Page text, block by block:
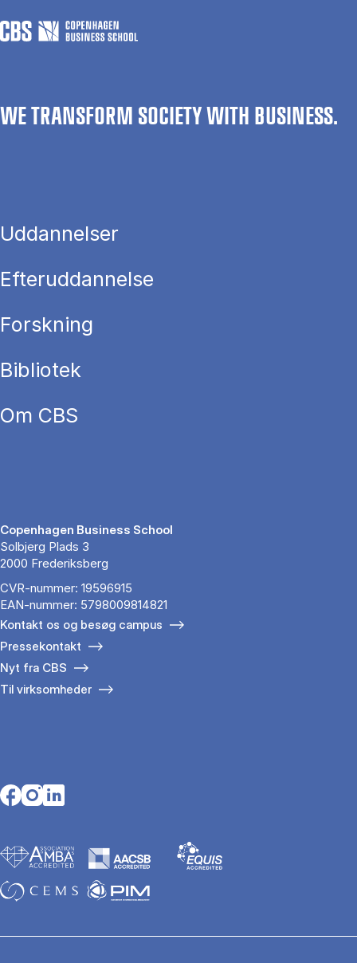
WE TRANSFORM SOCIETY WITH BUSINESS.
Uddannelser
Efteruddannelse
Forskning
Bibliotek
Om CBS
Copenhagen Business School
Solbjerg Plads 3
2000 Frederiksberg
CVR-nummer: 19596915
EAN-nummer: 5798009814821
Kontakt os og besøg campus
Pressekontakt
Nyt fra CBS
Til virksomheder
Opens in a new tab
Opens in a new tab
Opens in a new tab